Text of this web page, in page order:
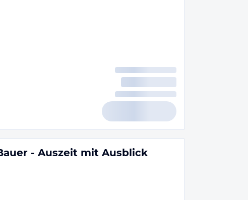
- Auszeit mit Ausblick